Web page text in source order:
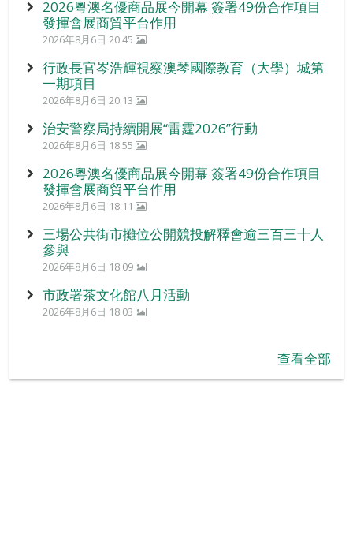
2026粵澳名優商品展今開幕 簽署49份合作項目
發揮會展商貿平台作用
2026年8月6日 20:45
行政長官岑浩輝視察澳琴國際教育（大學）城第
一期項目
2026年8月6日 20:13
治安警察局持續開展“雷霆2026”行動
2026年8月6日 18:55
2026粵澳名優商品展今開幕 簽署49份合作項目
發揮會展商貿平台作用
2026年8月6日 18:11
三場公共街市攤位公開競投解釋會逾三百三十人
參與
2026年8月6日 18:09
市政署茶文化館八月活動
2026年8月6日 18:03
查看全部